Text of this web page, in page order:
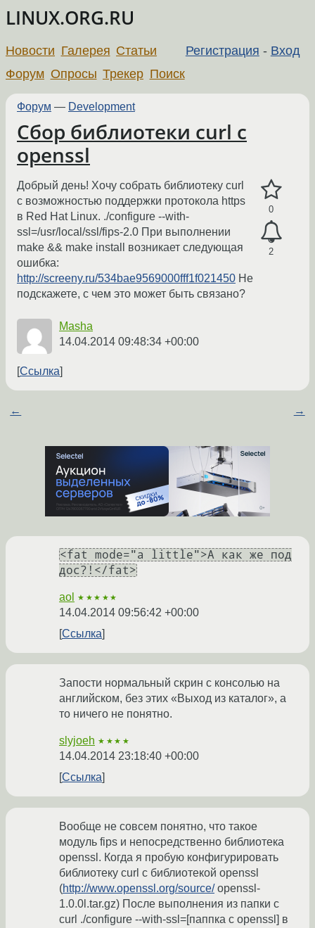
LINUX.ORG.RU
Регистрация - Вход
Новости Галерея Статьи
Форум Опросы Трекер Поиск
Форум — Development
Сбор библиотеки curl c
openssl
0
2
Добрый день! Хочу собрать библиотеку curl
c возможностью поддержки протокола https
в Red Hat Linux. ./configure --with-
ssl=/usr/local/ssl/fips-2.0 При выполнении
make && make install возникает следующая
ошибка:
http://screeny.ru/534bae9569000fff1f021450 Не
подскажете, с чем это может быть связано?
Masha
14.04.2014 09:48:34 +00:00
Ссылка
← →
<fat mode="a little">А как же под
дос?!</fat>
aol ★★★★★
14.04.2014 09:56:42 +00:00
Ссылка
Запости нормальный скрин с консолью на
английском, без этих «Выход из каталог», а
то ничего не понятно.
slyjoeh ★★★★
14.04.2014 23:18:40 +00:00
Ссылка
Вообще не совсем понятно, что такое
модуль fips и непосредственно библиотека
openssl. Когда я пробую конфигурировать
библиотеку curl с библиотекой openssl
(http://www.openssl.org/source/openssl-
1.0.0l.tar.gz) После выполнения из папки с
curl ./configure --with-ssl=[паппка с openssl] в